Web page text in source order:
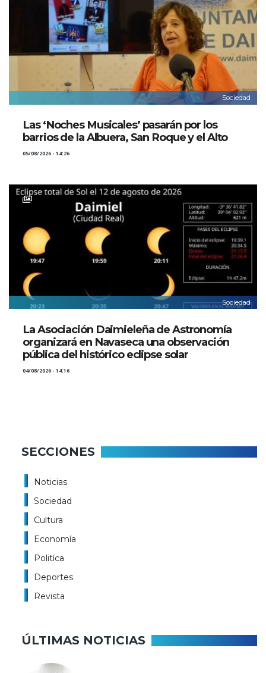
Sociedad
Las ‘Noches Musicales’ pasarán por los
barrios de la Albuera, San Roque y el Alto
05/08/2026 - 14:26
Sociedad
La Asociación Daimieleña de Astronomía
organizará en Navaseca una observación
pública del histórico eclipse solar
04/08/2026 - 14:16
SECCIONES
Noticias
Sociedad
Cultura
Economía
Politíca
Deportes
Revista
ÚLTIMAS NOTICIAS